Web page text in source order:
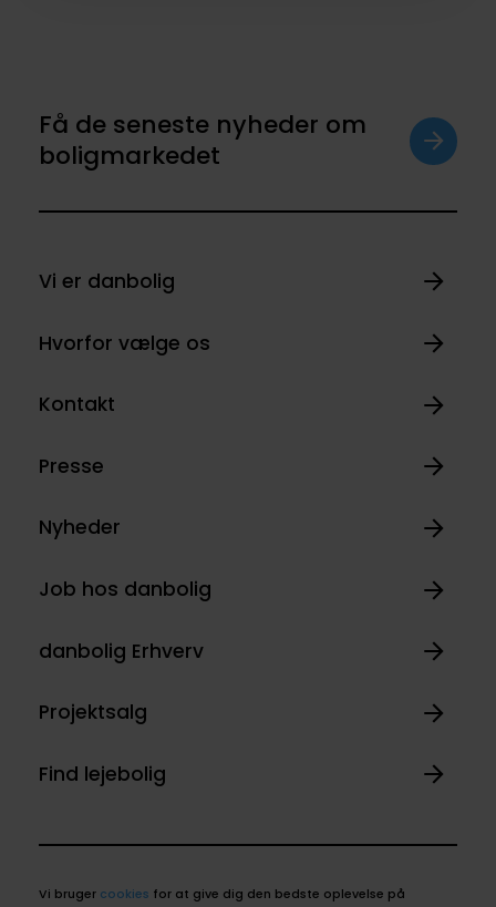
Få de seneste nyheder om
boligmarkedet
Vi er danbolig
Hvorfor vælge os
Kontakt
Presse
Nyheder
Job hos danbolig
danbolig Erhverv
Projektsalg
Find lejebolig
Vi bruger cookies for at give dig den bedste oplevelse på